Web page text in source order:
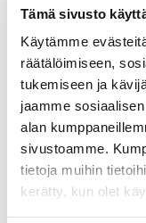
Tämä sivusto
Käytämme
räätälöimiseen,
tukemiseen ja
jaamme
alan
sivustoamme.
tietoja muihin
kerätty, kun olet
Original
price
was:
631,00 €.
536,35€
Current
price
is:
536,35 €.
Tuotekoodi:
Lisätiedot
Ajaton ja